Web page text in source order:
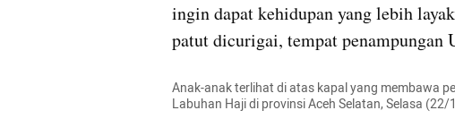
ingin dapat kehidupan yang lebih
patut dicurigai, tempat penampungan
Anak-anak terlihat di atas kapal yang membawa
Labuhan Haji di provinsi Aceh Selatan, Selasa